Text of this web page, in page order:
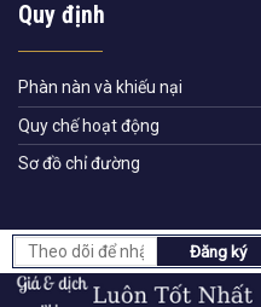
Quy định
Phàn nàn và khiếu nại
Quy chế hoạt động
Sơ đồ chỉ đường